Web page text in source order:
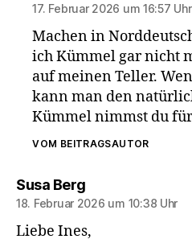
17. Februar 2026 um 16:57 Uhr
Machen in
ich Kümmel gar nicht
auf meinen Teller.
kann man den
Kümmel nimmst du
VOM BEITRAGSAUTOR
Susa Bergsagt:
18. Februar 2026 um 10:38 Uhr
Liebe Ines,